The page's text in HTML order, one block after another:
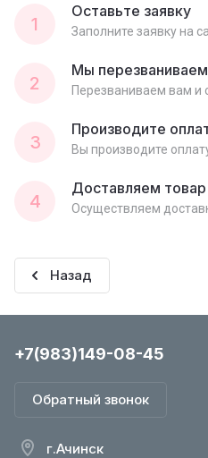
1
Оставьте заявку
Заполните заявку на
2
Мы перезваниваем
Перезваниваем вам и
3
Производите
Вы производите
4
Доставляем товар
Осуществляем
Назад
+7(983)149-08-45
Обратный звонок
г.Ачинск